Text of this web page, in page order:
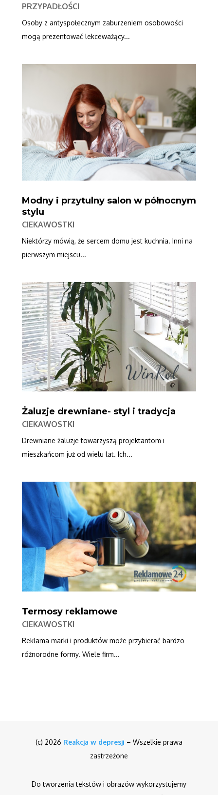
PRZYPADŁOŚCI
Osoby z antyspołecznym zaburzeniem osobowości
mogą prezentować lekceważący...
Modny i przytulny salon w północnym
stylu
CIEKAWOSTKI
Niektórzy mówią, że sercem domu jest kuchnia. Inni na
pierwszym miejscu...
Żaluzje drewniane- styl i tradycja
CIEKAWOSTKI
Drewniane żaluzje towarzyszą projektantom i
mieszkańcom już od wielu lat. Ich...
Termosy reklamowe
CIEKAWOSTKI
Reklama marki i produktów może przybierać bardzo
różnorodne formy. Wiele firm...
(c) 2026 Reakcja w depresji – Wszelkie prawa
zastrzeżone
Do tworzenia tekstów i obrazów wykorzystujemy